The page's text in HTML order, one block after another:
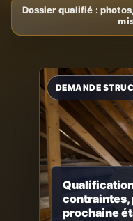
contraintes,
prochaine